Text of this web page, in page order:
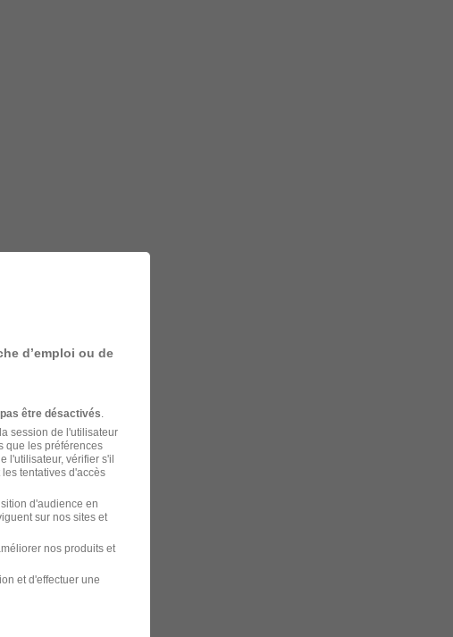
d’emploi ou de
être désactivés
session de l'utilisateur
que les préférences
l'utilisateur, vérifier s'il
tentatives d'accès
d'audience en
sur nos sites et
nos produits et
et d'effectuer une